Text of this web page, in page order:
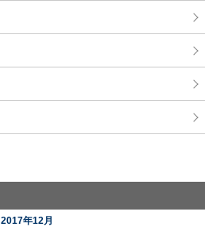
2017年12月